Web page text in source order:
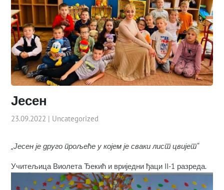
Јесен
23.09.2022 | Uncategorized
„Јесен је друго прољеће у којем је сваки лист цвијет“
Учитељица Виолета Ђекић и вриједни ђаци II-1 разреда.